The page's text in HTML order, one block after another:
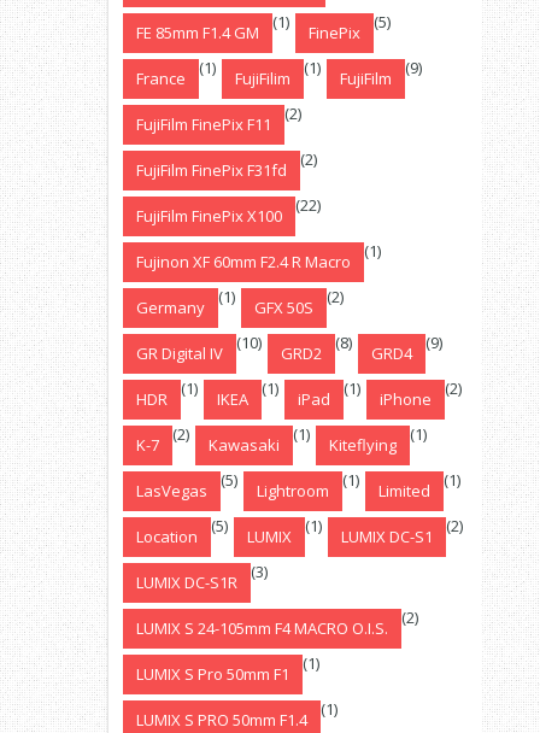
FE 85mm F1.4 GM (1) FinePix (5)
France (1) FujiFilim (1) FujiFilm (9)
FujiFilm FinePix F11 (2)
FujiFilm FinePix F31fd (2)
FujiFilm FinePix X100 (22)
Fujinon XF 60mm F2.4 R Macro (1)
Germany (1) GFX 50S (2)
GR Digital IV (10) GRD2 (8) GRD4 (9)
HDR (1) IKEA (1) iPad (1) iPhone (2)
K-7 (2) Kawasaki (1) Kiteflying (1)
LasVegas (5) Lightroom (1) Limited (1)
Location (5) LUMIX (1) LUMIX DC-S1 (2)
LUMIX DC-S1R (3)
LUMIX S 24-105mm F4 MACRO O.I.S. (2)
LUMIX S Pro 50mm F1 (1)
LUMIX S PRO 50mm F1.4 (1)